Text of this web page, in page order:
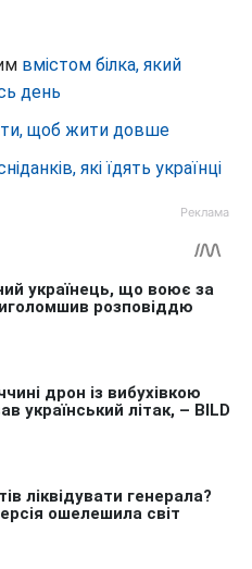
вмістом білка, який
день
щоб жити довше
які їдять українці